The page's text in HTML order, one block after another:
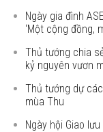
Ngày gia đình
‘Một cộng đồng,
Thủ tướng chia
kỷ nguyên vươn
Thủ tướng dự
mùa Thu
Ngày hội Giao